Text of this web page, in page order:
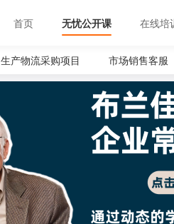
首页 无忧公开课 在线培
生产物流采购项目 市场销售客服